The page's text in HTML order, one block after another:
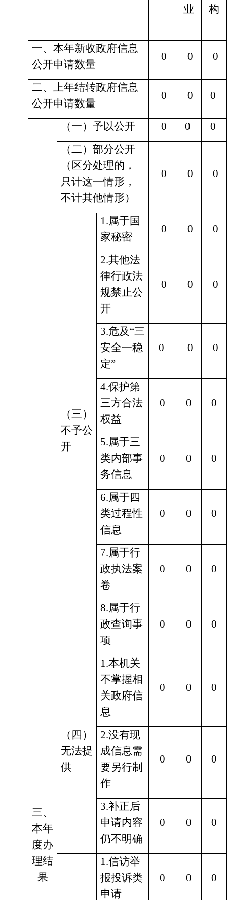
业
构
一、本年新收政府信息
公开申请数量
0 0 0
二、上年结转政府信息
公开申请数量
0 0 0
三、
本年
度办
理结
果
（一）予以公开 0 0
0
（二）部分公开
（区分处理的，
只计这一情形，
不计其他情形）
0 0 0
（三）
不予公
开
1.属于国
家秘密
0 0 0
2.其他法
律行政法
规禁止公
开
0 0 0
3.危及“三
安全一稳
定”
0 0 0
4.保护第
三方合法
权益
0 0 0
5.属于三
类内部事
务信息
0 0 0
6.属于四
类过程性
信息
0 0 0
7.属于行
政执法案
卷
0 0 0
8.属于行
政查询事
项
0 0 0
（四）
无法提
供
1.本机关
不掌握相
关政府信
息
0 0 0
2.没有现
成信息需
要另行制
作
0 0 0
3.补正后
申请内容
仍不明确
0 0 0
1.信访举
报投诉类
申请
0 0 0